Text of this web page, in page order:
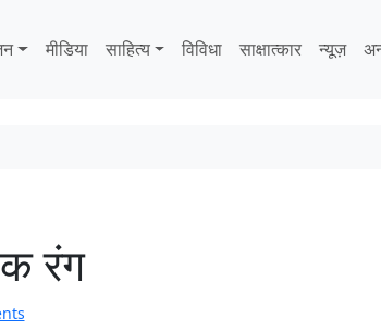
मीडिया साहित्‍य विविधा साक्षात्‍कार न्यूज़
रंग
o